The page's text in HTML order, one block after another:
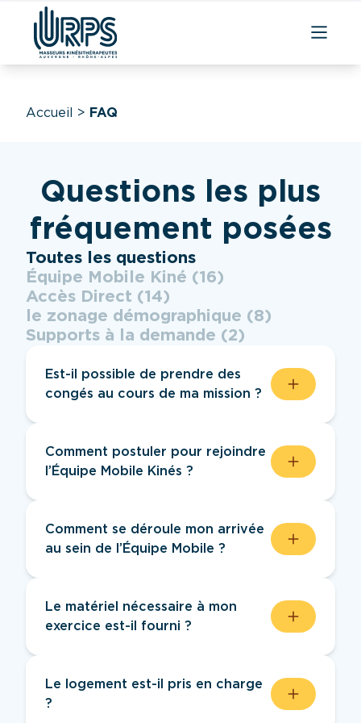
contenu
Accueil > FAQ
Questions les plus
fréquement posées
Catégories FAQ
Toutes les questions
Équipe Mobile Kiné (16)
Accès Direct (14)
le zonage démographique (8)
Supports à la demande (2)
Est-il possible de prendre des
congés au cours de ma mission ?
informé l’URPS, tu peux prendre des
congés et te faire remplacer si besoin.
Comment postuler pour rejoindre
l’Équipe Mobile Kinés ?
remplir le formulaire dédié. L’URPS MK
ARA prendra alors contact avec vous afin
Comment se déroule mon arrivée
au sein de l’Équipe Mobile ?
êtes en relation avec l’URPS MK ARA
afin de préparer votre arrivée dans les
coordinateur sur place.
Le matériel nécessaire à mon
exercice est-il fourni ?
financière du matériel nécessaire à votre
exercice (équipement, licence facturation
Le logement est-il pris en charge
?